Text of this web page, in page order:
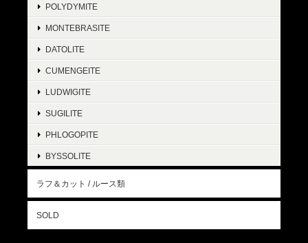
POLYDYMITE
MONTEBRASITE
DATOLITE
CUMENGEITE
LUDWIGITE
SUGILITE
PHLOGOPITE
BYSSOLITE
ラフ＆カット / ルース類
SOLD